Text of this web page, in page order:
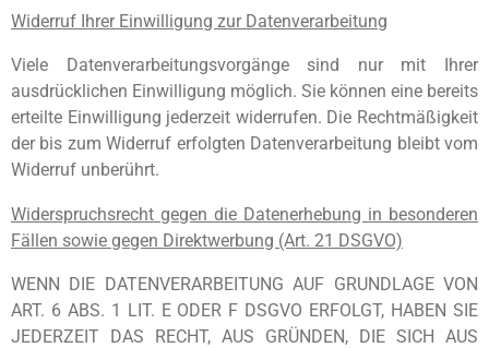
Widerruf Ihrer Einwilligung zur Datenverarbeitung
Viele Datenverarbeitungsvorgänge sind nur mit Ihrer
ausdrücklichen Einwilligung möglich. Sie können eine bereits
erteilte Einwilligung jederzeit widerrufen. Die Rechtmäßigkeit
der bis zum Widerruf erfolgten Datenverarbeitung bleibt vom
Widerruf unberührt.
Widerspruchsrecht gegen die Datenerhebung in besonderen
Fällen sowie gegen Direktwerbung (Art. 21 DSGVO)
WENN DIE DATENVERARBEITUNG AUF GRUNDLAGE VON
ART. 6 ABS. 1 LIT. E ODER F DSGVO ERFOLGT, HABEN SIE
JEDERZEIT DAS RECHT, AUS GRÜNDEN, DIE SICH AUS